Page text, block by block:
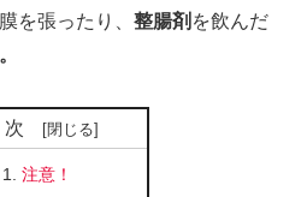
を張ったり、 整腸剤 を飲んだ
注意！